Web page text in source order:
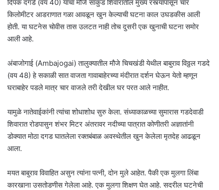
दिपक दगडे (वय 40) याचा मौजे साकुड शिवारातील मुख्य रस्त्यापासून चार
किलोमीटर आडराणात गळा आवळून खुन केल्याची घटना काल उघडकीस आली
होती. या घटनेस चोवीस तास उलटत नाही तोच दुसरी एक खुनाची घटना समोर
आली आहे.
अंबाजोगाई (Ambajogai) तालुक्यातील मौजे चिचखंडी येथील बाबुराव विठ्ठल गडदे
(वय 48) हे सकाळी सात वाजता गावाबाहेरच्या मंदीरात दर्शन घेऊन येतो म्हणून
घराबाहेर पडले मात्र चार वाजले तरी देखील घर परत आले नाहीत.
यामुळे नातेवाईकांनी त्यांचा शोधाशोध सुरु केला. संध्याकाळच्या सुमारास गडदेवाडी
शिवारात रोडपासुन शंभर मिटर अंतरावर नदीच्या पात्रात कोणीतरी अज्ञातांनी
डोक्यात मोठा दगड घातलेला रक्तबंबाळ अवस्थेतील खुन केलेला मृतदेह आढळून
आला.
मयत बाबुराव विवाहित असुन त्यांना पत्नी, दोन मुले आहेत. पैकी एक मुलगा लिंबा
कारखाना उसतोडणीस गेलेला आहे. एक मुलगा शिक्षण घेत आहे. सदरील घटनेची